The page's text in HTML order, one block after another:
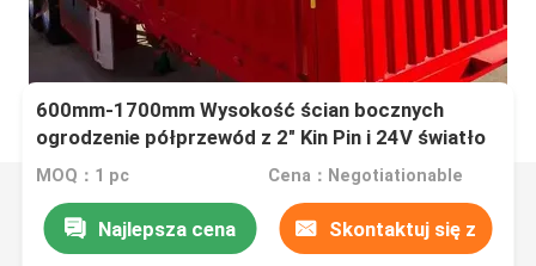
600mm-1700mm Wysokość ścian bocznych
ogrodzenie półprzewód z 2" Kin Pin i 24V światło
LED
MOQ：1 pc Cena：Negotiationable
Najlepsza cena Skontaktuj się z